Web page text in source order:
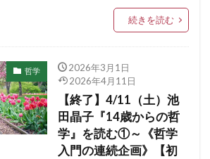
続きを読む
哲学
2026年3月1日
2026年4月11日
【終了】4/11（土）池
田晶子『14歳からの哲
学』を読む①～《哲学
入門の連続企画》【初